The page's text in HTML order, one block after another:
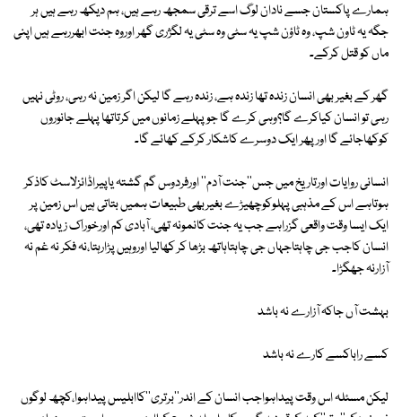
ہمارے پاکستان جسے نادان لوگ اسے ترقی سمجھ رہے ہیں، ہم دیکھ رہے ہیں ہر
جگہ یہ ٹاون شپ، وہ ٹاؤن شپ یہ سٹی وہ سٹی یہ لگژری گھر اوروہ جنت ابھررہے ہیں اپنی
ماں کو قتل کرکے۔
گھر کے بغیر بھی انسان زندہ تھا زندہ ہے، زندہ رہے گا لیکن اگر زمین نہ رہی، روٹی نہیں
رہی تو انسان کیاکرے گا؟وہی کرے گا جوپہلے زمانوں میں کرتاتھا پہلے جانوروں
کوکھاجائے گا اورپھر ایک دوسرے کاشکار کرکے کھائے گا۔
انسانی روایات اورتاریخ میں جس''جنت آدم'' اورفردوس گم گشتہ یاپیراڈائزلاسٹ کاذکر
ہوتاہے اس کے مذہبی پہلوکوچھیڑے بغیربھی طبیعات ہمیں بتاتی ہیں اس زمین پر
ایک ایسا وقت واقعی گزراہے جب یہ جنت کانمونہ تھی، آبادی کم اورخوراک زیادہ تھی،
انسان کاجب جی چاہتاجہاں جی چاہتاہاتھ بڑھا کر کھالیا اوروہیں پڑارہتا،نہ فکر نہ غم نہ
آزارنہ جھگڑا۔
بہشت آں جاکہ آزارے نہ باشد
کسے راباکسے کارے نہ باشد
لیکن مسئلہ اس وقت پیداہواجب انسان کے اندر''برتری''کاابلیس پیداہوا،کچھ لوگوں